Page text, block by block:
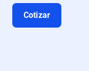
Cotizar